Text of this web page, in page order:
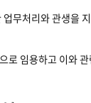
무처리와 관생을
로 임용하고 이와